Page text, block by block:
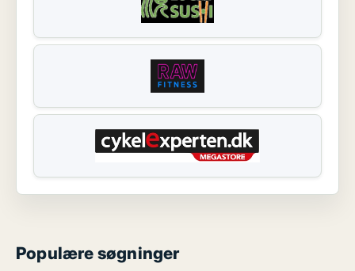
Populære søgninger